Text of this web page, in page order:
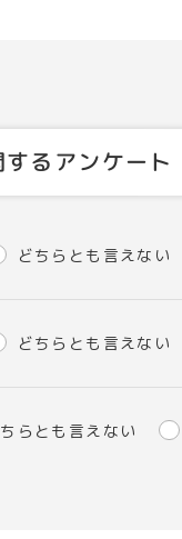
るアンケート
どちらとも言えない
どちらとも言えない
らとも言えない